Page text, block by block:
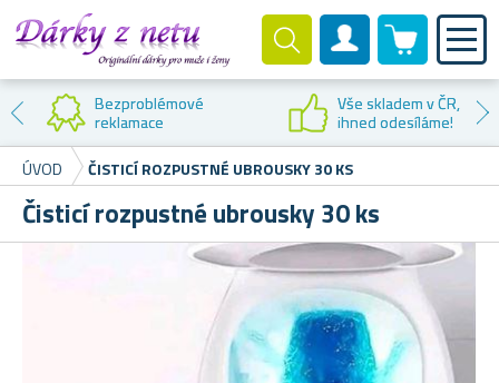
Zákaznický účet
0 produktů
Bezproblémové
reklamace
Vše skladem v ČR,
ihned odesíláme!
ÚVOD
ČISTICÍ ROZPUSTNÉ UBROUSKY 30 KS
Čisticí rozpustné ubrousky 30 ks